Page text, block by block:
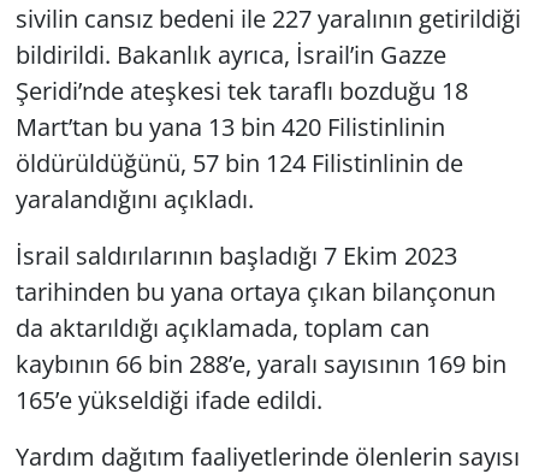
sivilin cansız bedeni ile 227 yaralının getirildiği
bildirildi. Bakanlık ayrıca, İsrail’in Gazze
Şeridi’nde ateşkesi tek taraflı bozduğu 18
Mart’tan bu yana 13 bin 420 Filistinlinin
öldürüldüğünü, 57 bin 124 Filistinlinin de
yaralandığını açıkladı.
İsrail saldırılarının başladığı 7 Ekim 2023
tarihinden bu yana ortaya çıkan bilançonun
da aktarıldığı açıklamada, toplam can
kaybının 66 bin 288’e, yaralı sayısının 169 bin
165’e yükseldiği ifade edildi.
Yardım dağıtım faaliyetlerinde ölenlerin sayısı